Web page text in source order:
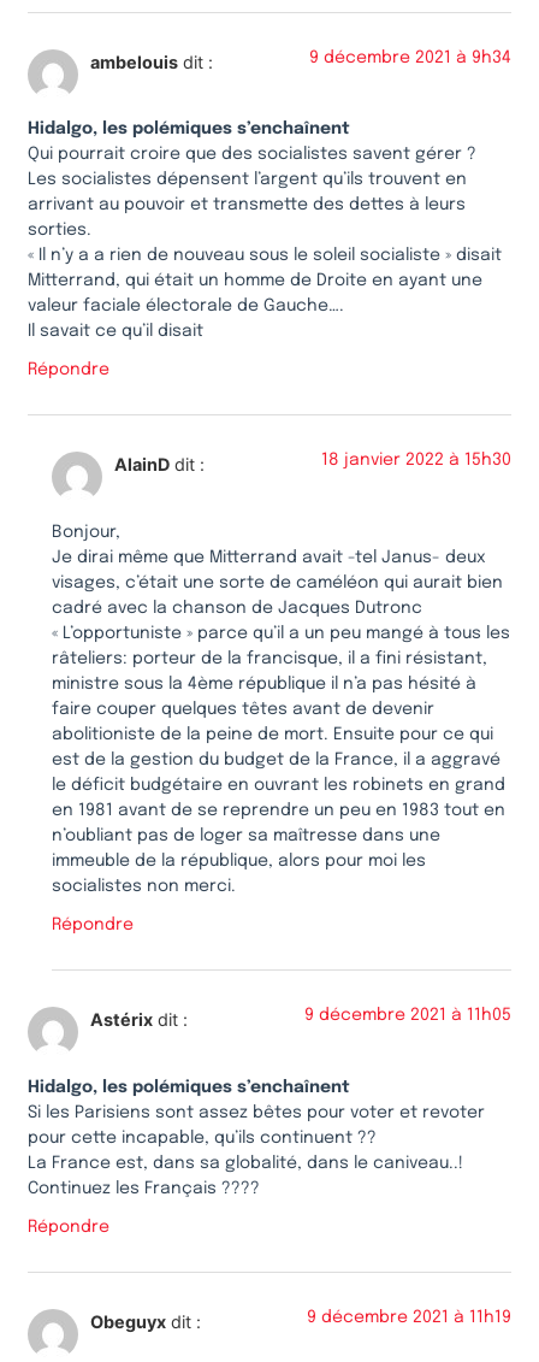
ambelouis dit : 9 décembre 2021 à 9h34
Hidalgo, les polémiques s’enchaînent
Qui pourrait croire que des socialistes savent gérer ?
Les socialistes dépensent l’argent qu’ils trouvent en
arrivant au pouvoir et transmette des dettes à leurs
sorties.
« Il n’y a a rien de nouveau sous le soleil socialiste » disait
Mitterrand, qui était un homme de Droite en ayant une
valeur faciale électorale de Gauche….
Il savait ce qu’il disait
Répondre
AlainD dit : 18 janvier 2022 à 15h30
Bonjour,
Je dirai même que Mitterrand avait -tel Janus- deux
visages, c’était une sorte de caméléon qui aurait bien
cadré avec la chanson de Jacques Dutronc
« L’opportuniste » parce qu’il a un peu mangé à tous les
râteliers: porteur de la francisque, il a fini résistant,
ministre sous la 4ème république il n’a pas hésité à
faire couper quelques têtes avant de devenir
abolitioniste de la peine de mort. Ensuite pour ce qui
est de la gestion du budget de la France, il a aggravé
le déficit budgétaire en ouvrant les robinets en grand
en 1981 avant de se reprendre un peu en 1983 tout en
n’oubliant pas de loger sa maîtresse dans une
immeuble de la république, alors pour moi les
socialistes non merci.
Répondre
Astérix dit : 9 décembre 2021 à 11h05
Hidalgo, les polémiques s’enchaînent
Si les Parisiens sont assez bêtes pour voter et revoter
pour cette incapable, qu’ils continuent ??
La France est, dans sa globalité, dans le caniveau..!
Continuez les Français ????
Répondre
Obeguyx dit : 9 décembre 2021 à 11h19